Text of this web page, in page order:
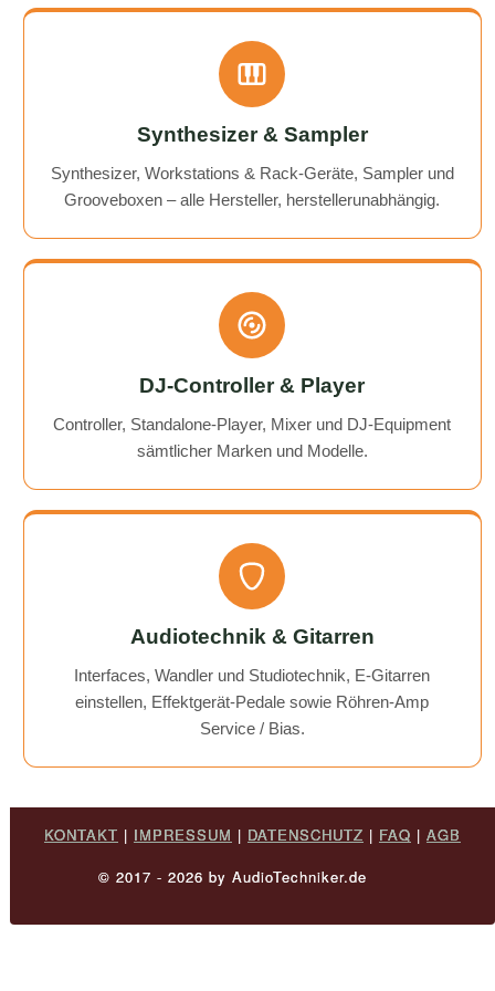
Synthesizer & Sampler
Synthesizer, Workstations & Rack-Geräte, Sampler und
Grooveboxen – alle Hersteller, herstellerunabhängig.
DJ-Controller & Player
Controller, Standalone-Player, Mixer und DJ-Equipment
sämtlicher Marken und Modelle.
Audiotechnik & Gitarren
Interfaces, Wandler und Studiotechnik, E-Gitarren
einstellen, Effektgerät-Pedale sowie Röhren-Amp
Service / Bias.
KONTAKT | IMPRESSUM | DATENSCHUTZ | FAQ | AGB
© 2017 - 2026 by AudioTechniker.de